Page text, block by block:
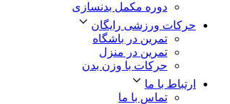
دوره مکمل بدنسازی
حرکات ورزشی رایگان
تمرین در باشگاه
تمرین در منزل
حرکات با وزن بدن
ارتباط با ما
تماس با ما